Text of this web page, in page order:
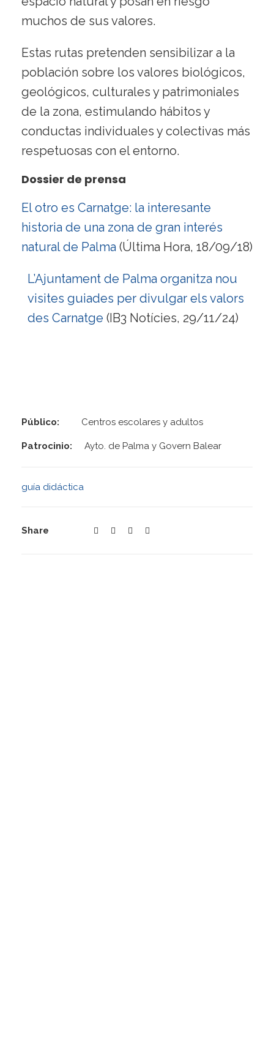
muchos de sus valores.
Estas rutas pretenden sensibilizar a la
población sobre los valores biológicos,
geológicos, culturales y patrimoniales
de la zona, estimulando hábitos y
conductas individuales y colectivas más
respetuosas con el entorno.
Dossier de prensa
El otro es Carnatge: la interesante
historia de una zona de gran interés
natural de Palma (Última Hora, 18/09/18)
L’Ajuntament de Palma organitza nou
visites guiades per divulgar els valors
des Carnatge (IB3 Notícies, 29/11/24)
Público: Centros escolares y adultos
Patrocinio: Ayto. de Palma y Govern Balear
guía didáctica
Share